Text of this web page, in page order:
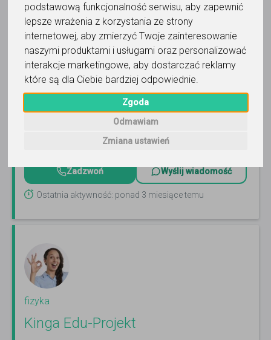
podstawową funkcjonalność serwisu, aby zapewnić
lepsze wrażenia z korzystania ze strony
internetowej, aby zmierzyć Twoje zainteresowanie
naszymi produktami i usługami oraz personalizować
interakcje marketingowe, aby dostarczać reklamy
które są dla Ciebie bardziej odpowiednie.
Zgoda
Odmawiam
Zmiana ustawień
chemia
EkspertMaturalny - LekcjePremium
Zapraszam na elitarne korepetycje przygotowujące do
matury wszystkich tych którzy chcą studiować medycynę
lub zostać stomatologiem :)
Online, Biała Podlaska i 4 inne 92opinie
zł / 75 min
Zadzwoń Wyślij wiadomość
Ostatnia aktywność: ponad 3 miesiące temu
fizyka
Kinga Edu-Projekt